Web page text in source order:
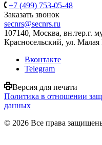
+7 (499) 753-05-48
Заказать звонок
secnrs@secnrs.ru
107140, Москва, вн.тер.г.
Красносельский, ул. Малая
Вконтакте
Telegram
Версия для печати
Политика в отношении
данных
© 2026 Все права